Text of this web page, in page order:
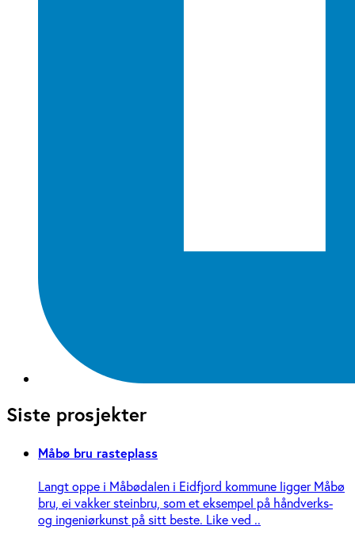
Siste prosjekter
Måbø bru rasteplass
Langt oppe i Måbødalen i Eidfjord kommune ligger Måbø
bru, ei vakker steinbru, som et eksempel på håndverks-
og ingeniør­kunst på sitt beste. Like ved ..